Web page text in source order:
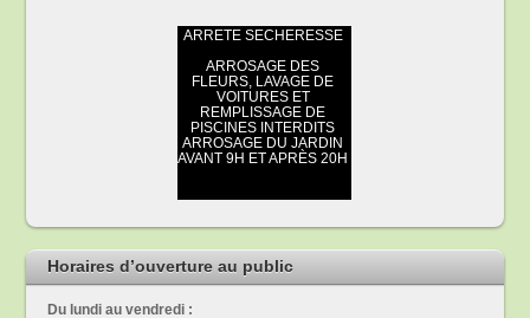
Horaires d’ouverture au public
Du lundi au vendredi :